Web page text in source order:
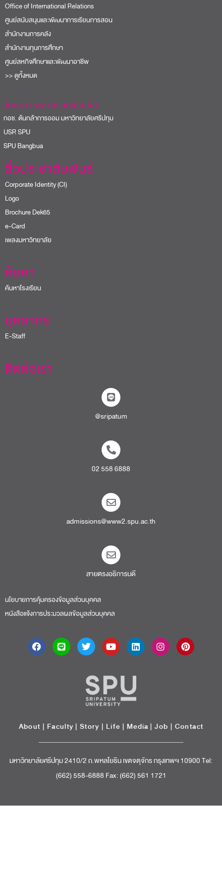
Office of International Relations
ศูนย์สนับสนุนและพัฒนาการเรียนการสอน
สำนักงานการคลัง
สำนักงานทุนการศึกษา
ศูนย์สหกิจศึกษาและพัฒนาอาชีพ
>> ดูทั้งหมด
โครงการและความร่วมมือ
ช. ต้นกล้าการออม มหาวิทยาลัยศรีปทุม
SPU
Bangbua
สื่อประชาสัมพันธ์
Corporate Identity (CI)
Logo
Brochure Dek65
e-Card
เพลงมหาวิทยาลัย
ค้นหา
ค้นหาโรงเรียน
บุคลากร
E-Staff
ติดต่อเรา
@sripatum
02 558 6888
admissions@www2.spu.ac.th
สายตรงอธิการบดี​
นโยบายการคุ้มครองข้อมูลส่วนบุคคล
หนังสือแจ้งการประมวลผลข้อมูลส่วนบุคคล
About | Faculty | Story | Life | Media |Job | Contact
มหาวิทยาลัยศรีปทุม 2410/2 ถ.พหลโยธิน เขตจตุจักร กรุงเทพฯ 10900 Tel:
(662) 558-6888 Fax: (662) 561 1721